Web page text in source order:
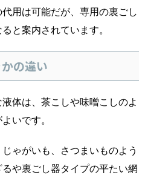
用は可能だが、専用の裏ごし
と案内されています。
の違い
体は、茶こしや味噌こしのよ
いです。
ゃがいも、さつまいものよう
や裏ごし器タイプの平たい網